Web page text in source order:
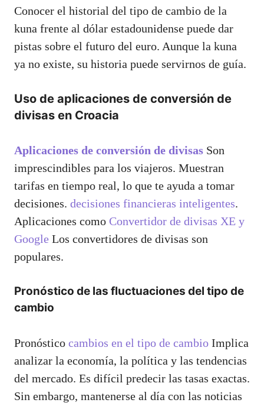
Conocer el historial del tipo de cambio de la
kuna frente al dólar estadounidense puede dar
pistas sobre el futuro del euro. Aunque la kuna
ya no existe, su historia puede servirnos de guía.
Uso de aplicaciones de conversión de
divisas en Croacia
Aplicaciones de conversión de divisas Son
imprescindibles para los viajeros. Muestran
tarifas en tiempo real, lo que te ayuda a tomar
decisiones. decisiones financieras inteligentes.
Aplicaciones como Convertidor de divisas XE y
Google Los convertidores de divisas son
populares.
Pronóstico de las fluctuaciones del tipo de
cambio
Pronóstico cambios en el tipo de cambio Implica
analizar la economía, la política y las tendencias
del mercado. Es difícil predecir las tasas exactas.
Sin embargo, mantenerse al día con las noticias